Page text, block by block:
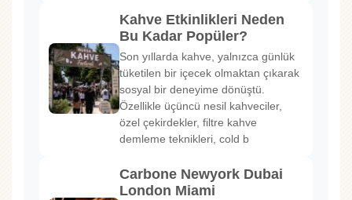
Kahve Etkinlikleri Neden
Bu Kadar Popüler?
Son yıllarda kahve, yalnızca günlük
tüketilen bir içecek olmaktan çıkarak
sosyal bir deneyime dönüştü.
Özellikle üçüncü nesil kahveciler,
özel çekirdekler, filtre kahve
demleme teknikleri, cold b
Carbone Newyork Dubai
London Miami